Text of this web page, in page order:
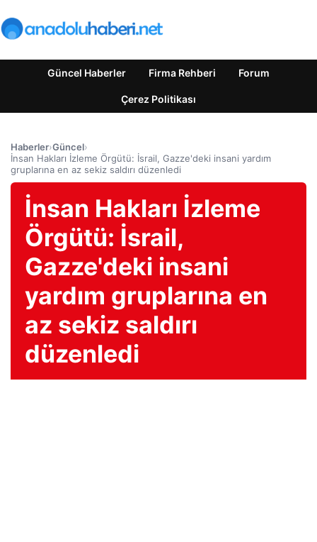
Güncel Haberler Firma Rehberi Forum
Çerez Politikası
Haberler›Güncel›
İnsan Hakları İzleme Örgütü: İsrail, Gazze'deki insani yardım
gruplarına en az sekiz saldırı düzenledi
İnsan Hakları İzleme
Örgütü: İsrail,
Gazze'deki insani
yardım gruplarına en
az sekiz saldırı
düzenledi